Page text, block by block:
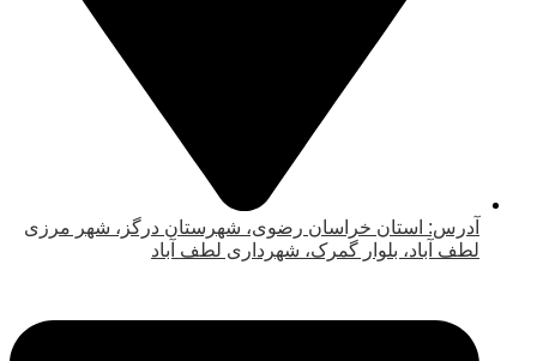
آدرس: استان خراسان رضوی، شهرستان درگز، شهر مرزی
لطف آباد، بلوار گمرک، شهرداری لطف آباد